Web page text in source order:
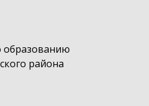
образованию
района